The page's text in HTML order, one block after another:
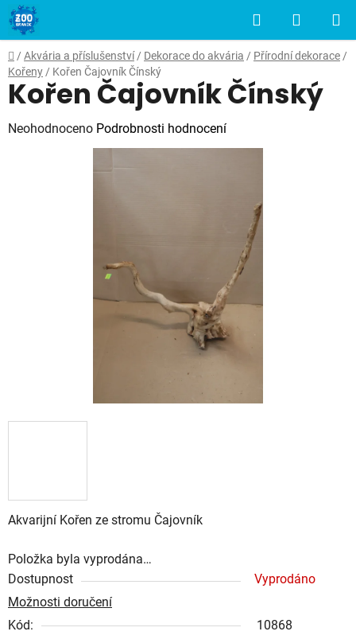
Přejít
na
obsah
Hledat
KOŠÍK
Domů
/ Akvária a příslušenství / Dekorace do akvária / Přírodní dekorace /
Kořeny / Kořen Čajovník Čínský
Akvarijní Kořen ze stromu Čajovník
Položka byla vyprodána…
Dostupnost
Vyprodáno
Možnosti doručení
Kód:
10868
Kořen Čajovník Čínský
Průměrné
Neohodnoceno Podrobnosti hodnocení